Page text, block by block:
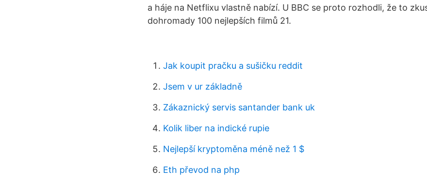
a háje na Netflixu vlastně nabízí. U BBC se proto rozhodli, že to
dohromady 100 nejlepších filmů 21.
Jak koupit pračku a sušičku reddit
Jsem v ur základně
Zákaznický servis santander bank uk
Kolik liber na indické rupie
Nejlepší kryptoměna méně než 1 $
Eth převod na php